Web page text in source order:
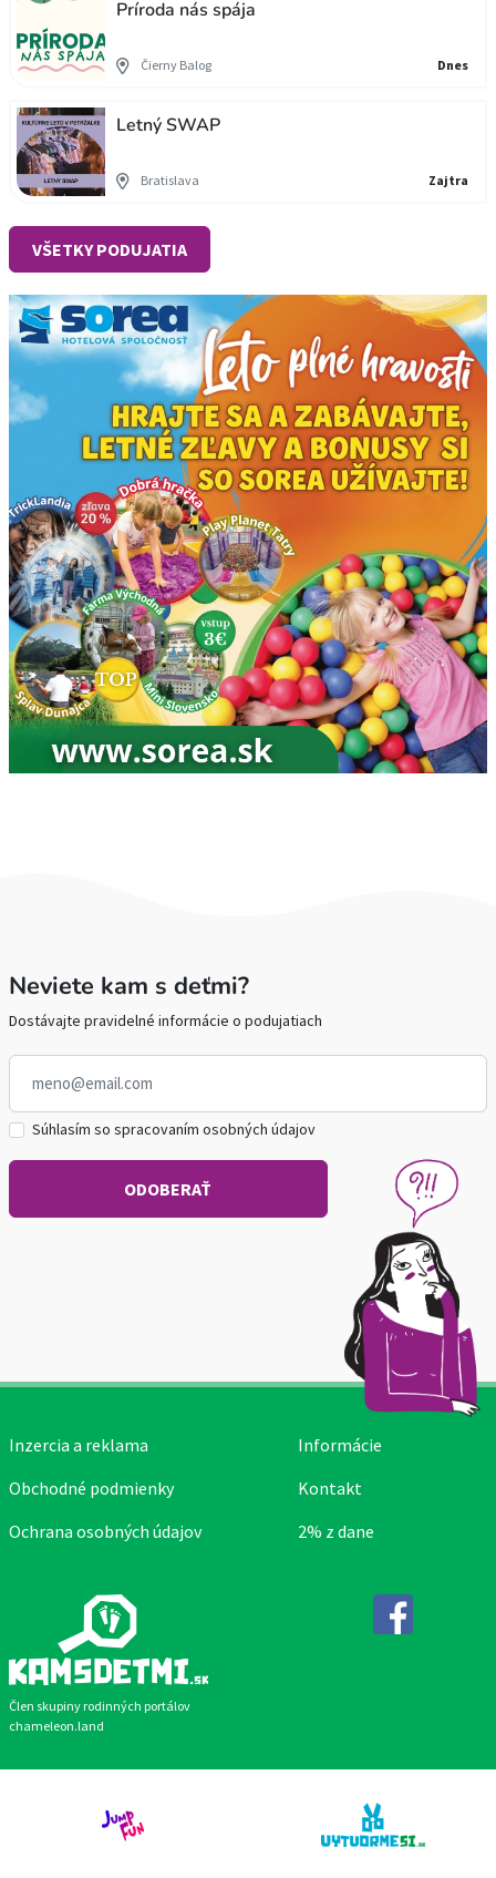
Príroda nás spája
Čierny Balog Dnes
Letný SWAP
Bratislava Zajtra
VŠETKY PODUJATIA
Neviete kam s deťmi?
Dostávajte pravidelné informácie o podujatiach
Súhlasím so spracovaním osobných údajov
Člen skupiny rodinných portálov
chameleon.land
Inzercia a reklama
Obchodné podmienky
Ochrana osobných údajov
Informácie
Kontakt
2% z dane